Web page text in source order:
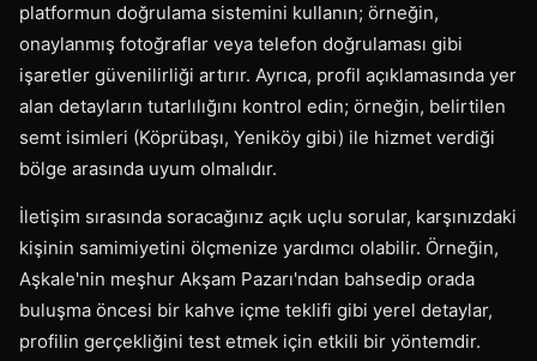
platformun doğrulama sistemini kullanın; örneğin,
onaylanmış fotoğraflar veya telefon doğrulaması gibi
işaretler güvenilirliği artırır. Ayrıca, profil açıklamasında yer
alan detayların tutarlılığını kontrol edin; örneğin, belirtilen
semt isimleri (Köprübaşı, Yeniköy gibi) ile hizmet verdiği
bölge arasında uyum olmalıdır.
İletişim sırasında soracağınız açık uçlu sorular, karşınızdaki
kişinin samimiyetini ölçmenize yardımcı olabilir. Örneğin,
Aşkale'nin meşhur Akşam Pazarı'ndan bahsedip orada
buluşma öncesi bir kahve içme teklifi gibi yerel detaylar,
profilin gerçekliğini test etmek için etkili bir yöntemdir.